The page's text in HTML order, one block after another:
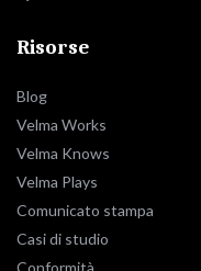
Risorse
Blog
Velma Works
Velma Knows
Velma Plays
Comunicato stampa
Casi di studio
Conformità